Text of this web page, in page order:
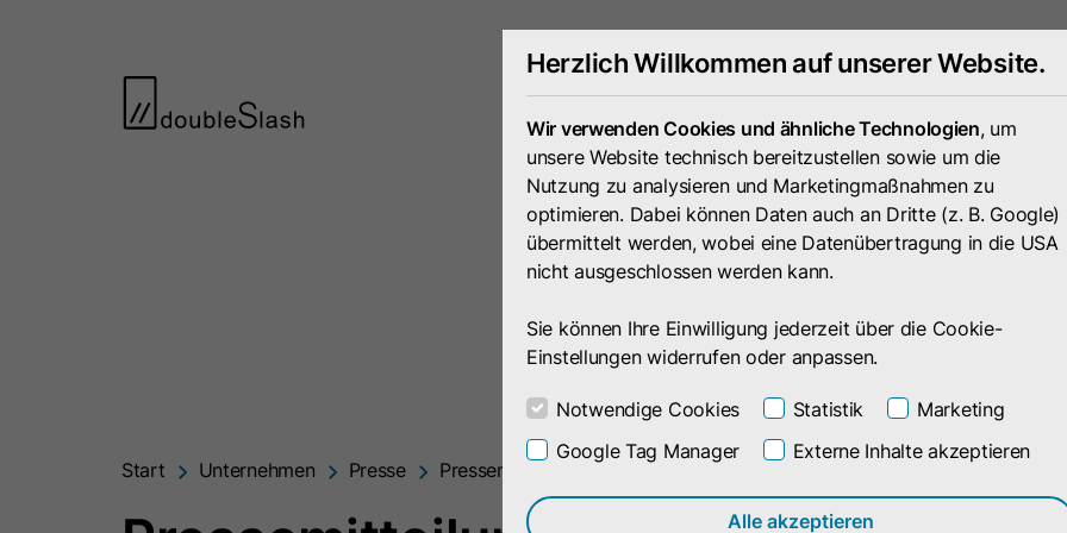
Portfolio Unternehmen
Start Unternehmen Presse Pressemitteilungen
Herzlich Willkommen auf unserer Website.
Wir verwenden Cookies und ähnliche Technologien, um
unsere Website technisch bereitzustellen sowie um die
Nutzung zu analysieren und Marketingmaßnahmen zu
optimieren. Dabei können Daten auch an Dritte (z. B. Google)
übermittelt werden, wobei eine Datenübertragung in die USA
nicht ausgeschlossen werden kann.
Sie können Ihre Einwilligung jederzeit über die Cookie-
Einstellungen widerrufen oder anpassen.
Notwendige Cookies Statistik
Marketing
Google Tag Manager
Externe Inhalte akzeptieren
Alle akzeptieren